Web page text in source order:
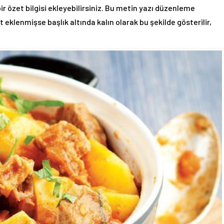
özet bilgisi ekleyebilirsiniz. Bu metin yazı düzenleme
eklenmişse başlık altında kalın olarak bu şekilde gösterilir,